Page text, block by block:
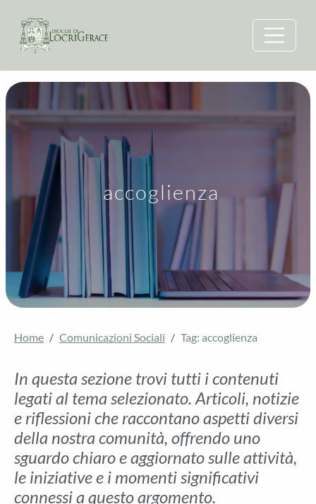
accoglienza
Home Comunicazioni Sociali Tag: accoglienza
In questa sezione trovi tutti i contenuti
legati al tema selezionato. Articoli, notizie
e riflessioni che raccontano aspetti diversi
della nostra comunità, offrendo uno
sguardo chiaro e aggiornato sulle attività,
le iniziative e i momenti significativi
connessi a questo argomento.